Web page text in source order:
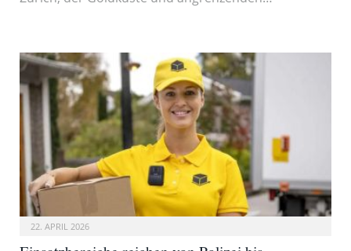
22. APRIL 2026